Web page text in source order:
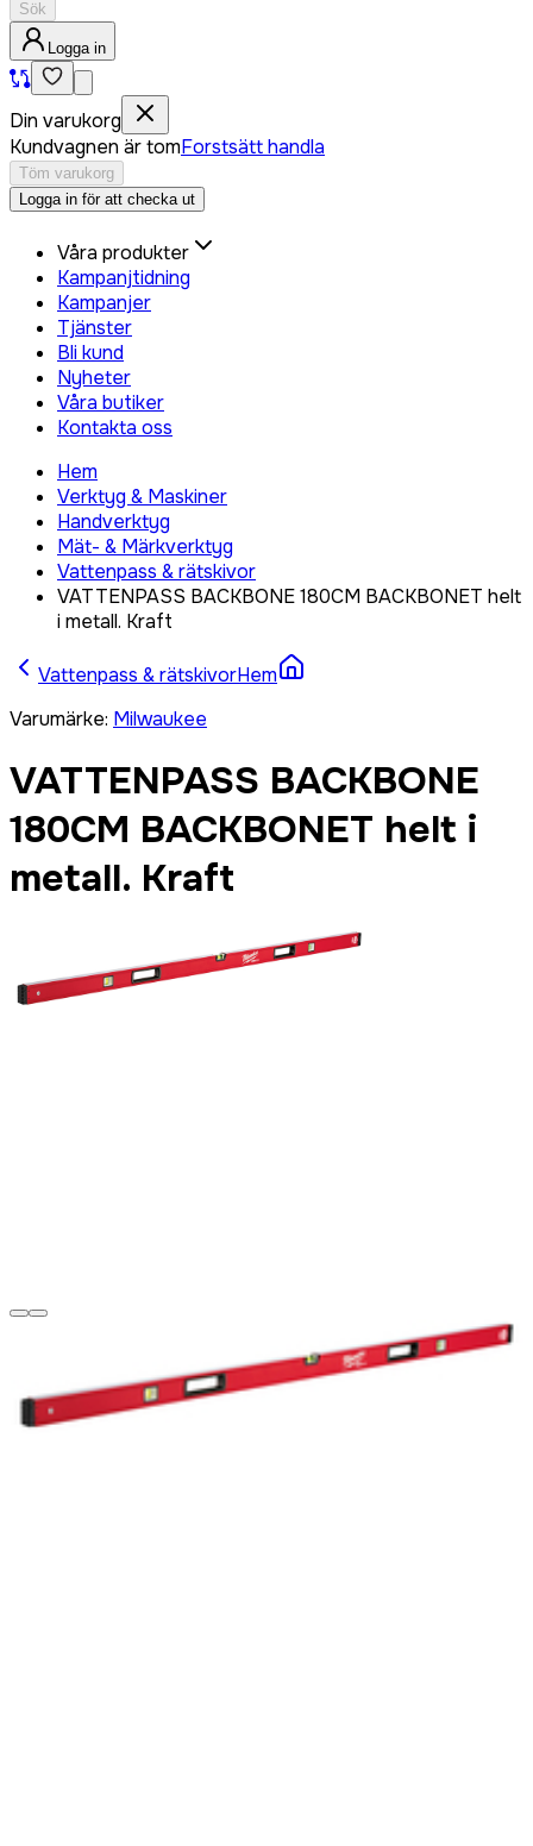
Sök
Logga in
Din varukorg
Kundvagnen är tomForstsätt handla
Töm varukorg
Logga in för att checka ut
Våra produkter
Kampanjtidning
Kampanjer
Tjänster
Bli kund
Nyheter
Våra butiker
Kontakta oss
Hem
Verktyg & Maskiner
Handverktyg
Mät- & Märkverktyg
Vattenpass & rätskivor
VATTENPASS BACKBONE 180CM BACKBONET helt
i metall. Kraft
Vattenpass & rätskivorHem
Varumärke: Milwaukee
VATTENPASS BACKBONE
180CM BACKBONET helt i
metall. Kraft